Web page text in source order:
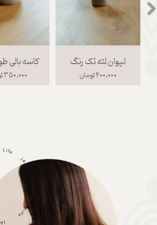
۳۵۰,۰۰۰ تومان
لیوان لته تک رنگ
۴۰۰,۰۰۰ تومان